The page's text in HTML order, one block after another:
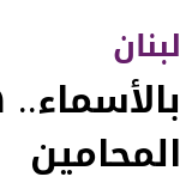
لبنان
المحامين